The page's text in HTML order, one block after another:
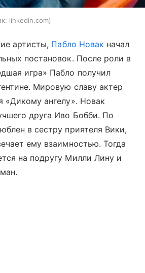
linkedin.com
артисты, Пабло Новак начал
постановок. После роли в
игра» Пабло получил
Мировую славу актер
«Дикому ангелу». Новак
друга Иво Бобби. По
в сестру приятеля Вики,
ему взаимностью. Тогда
на подругу Милли Лину и